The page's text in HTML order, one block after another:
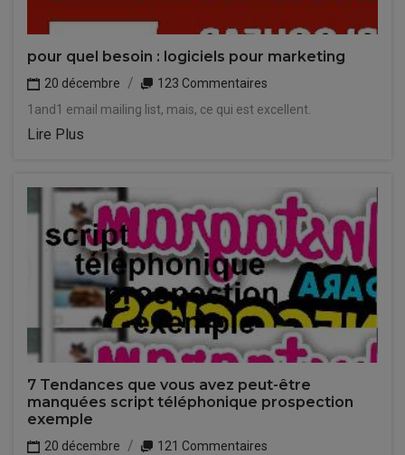
pour quel besoin : logiciels pour marketing
20 décembre
123 Commentaires
1and1 email mailing list, mais, ce qui est excellent.
Lire Plus
7 Tendances que vous avez peut-être
manquées script téléphonique prospection
exemple
20 décembre 121 Commentaires